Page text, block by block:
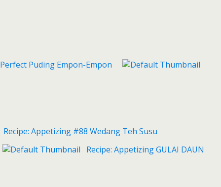
Perfect Puding Empon-Empon
Recipe: Appetizing #88 Wedang Teh Susu
Recipe: Appetizing GULAI DAUN